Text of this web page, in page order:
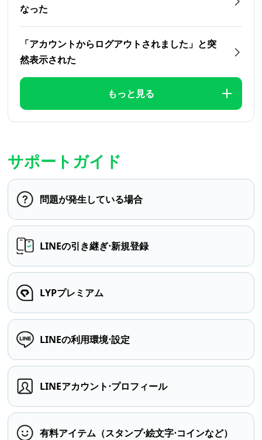
なった
「アカウントからログアウトされました」と突
然表示された
もっと見る
サポートガイド
問題が発生している場合
LINEの引き継ぎ⋅新規登録
LYPプレミアム
LINEの利用環境⋅設定
LINEアカウント⋅プロフィール
有料アイテム（スタンプ⋅絵文字⋅コインなど）